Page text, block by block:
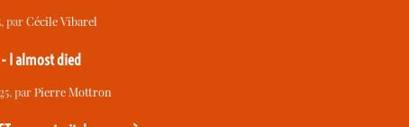
, parCécile Vibarel
I almost died
, parPierre Mottron